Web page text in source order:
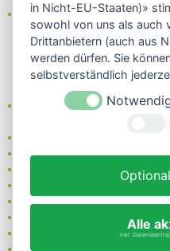
Erfahren Sie mehr über
uns!
Blog
Facebook
Instagram
Neben einem ausgesuchten
und Biofeinkost bieten wir
nur 5,79 EUR Versand
ab 95 EUR frei Haus (DE)
14 Tage Rückgaberecht
sichere Zahlung
Kauf auf Rechnung
bei Vorkasse -2%
in Nicht-EU-Staaten)»
sowohl von uns als auch
Drittanbietern (auch aus
werden dürfen. Sie
selbstverständlich
Alle
inkl.